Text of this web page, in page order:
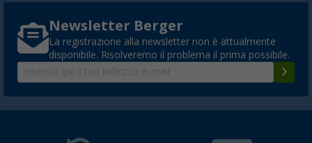
Newsletter Berger
La registrazione alla newsletter non è attualmente
disponibile. Risolveremo il problema il prima possibile.